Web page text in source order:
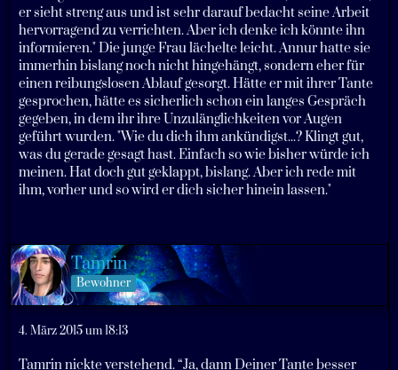
er sieht streng aus und ist sehr darauf bedacht seine Arbeit
hervorragend zu verrichten. Aber ich denke ich könnte ihn
informieren." Die junge Frau lächelte leicht. Annur hatte sie
immerhin bislang noch nicht hingehängt, sondern eher für
einen reibungslosen Ablauf gesorgt. Hätte er mit ihrer Tante
gesprochen, hätte es sicherlich schon ein langes Gespräch
gegeben, in dem ihr ihre Unzulänglichkeiten vor Augen
geführt wurden. "Wie du dich ihm ankündigst...? Klingt gut,
was du gerade gesagt hast. Einfach so wie bisher würde ich
meinen. Hat doch gut geklappt, bislang. Aber ich rede mit
ihm, vorher und so wird er dich sicher hinein lassen."
Tamrin
Bewohner
4. März 2015 um 18:13
Tamrin nickte verstehend. “Ja, dann Deiner Tante besser